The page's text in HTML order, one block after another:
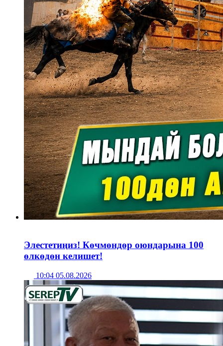
Элестетиңиз! Көчмөндөр оюндарына 100
өлкөдөн келишет!
10:04 05.08.2026